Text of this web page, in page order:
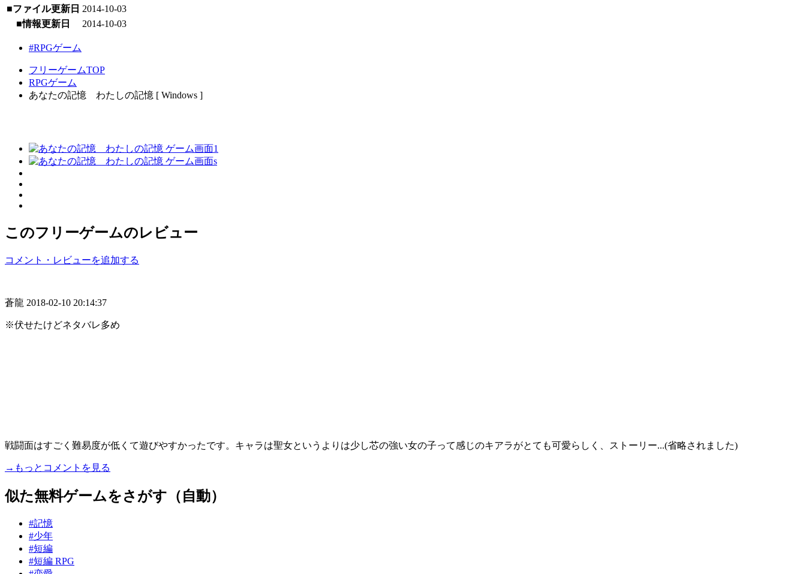
■ファイル更新日 2014-10-03
■情報更新日
2014-10-03
#RPGゲーム
フリーゲームTOP
RPGゲーム
あなたの記憶 わたしの記憶 [ Windows ]
このフリーゲームのレビュー
コメント・レビューを追加する
蒼龍 2018-02-10 20:14:37
※伏せたけどネタバレ多め
戦闘面はすごく難易度が低くて遊びやすかったです。キャラは聖女というよりは少し芯の強い女の子って感じのキアラがとても可愛らしく、ストーリー...(省略されました)
→もっとコメントを見る
似た無料ゲームをさがす（自動）
#記憶
#少年
#短編
#短編 RPG